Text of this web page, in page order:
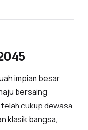
impian besar
bersaing
cukup dewasa
klasik bangsa,